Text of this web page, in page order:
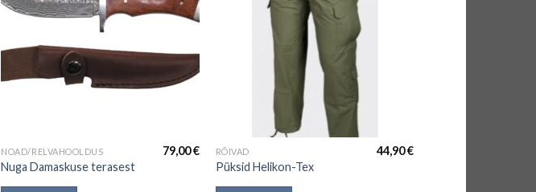
NOAD/RELVAHOOLDUS
Nuga Damaskuse terasest
79,00€ RÕIVAD
Püksid Helikon-Tex
44,90€